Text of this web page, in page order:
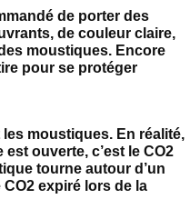
de porter des
de couleur claire,
moustiques. Encore
pour se protéger
les moustiques. En réalité,
ouverte, c’est le CO2
tourne autour d’un
expiré lors de la